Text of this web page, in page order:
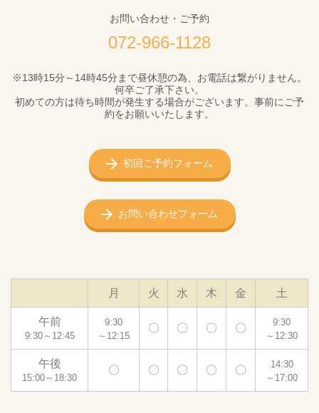
お問い合わせ・ご予約
072-966-1128
※13時15分～14時45分まで昼休憩の為、お電話は繋がりません。
何卒ご了承下さい。
初めての方は待ち時間が発生する場合がございます。事前にご予
約をお願いいたします。
初回ご予約フォーム
お問い合わせフォーム
月 火 水 木 金 土
午前
9:30～12:45
9:30
～12:15
〇 〇 〇 〇
9:30
～12:30
午後
15:00～18:30
〇 〇 〇 〇 〇
14:30
～17:00